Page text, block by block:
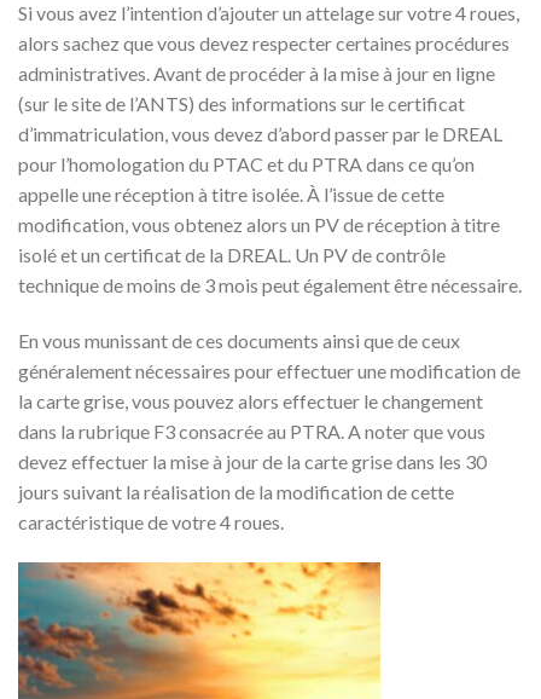
Si vous avez l’intention d’ajouter un attelage sur votre 4 roues,
alors sachez que vous devez respecter certaines procédures
administratives. Avant de procéder à la mise à jour en ligne
(sur le site de l’ANTS) des informations sur le certificat
d’immatriculation, vous devez d’abord passer par le DREAL
pour l’homologation du PTAC et du PTRA dans ce qu’on
appelle une réception à titre isolée. À l’issue de cette
modification, vous obtenez alors un PV de réception à titre
isolé et un certificat de la DREAL. Un PV de contrôle
technique de moins de 3 mois peut également être nécessaire.
En vous munissant de ces documents ainsi que de ceux
généralement nécessaires pour effectuer une modification de
la carte grise, vous pouvez alors effectuer le changement
dans la rubrique F3 consacrée au PTRA. A noter que vous
devez effectuer la mise à jour de la carte grise dans les 30
jours suivant la réalisation de la modification de cette
caractéristique de votre 4 roues.